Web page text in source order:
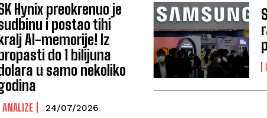
Hynix preokrenuo je
i postao tihi
kralj AI-memorije! Iz
do 1 bilijuna
u samo nekoliko
ANALIZE 24/07/2026